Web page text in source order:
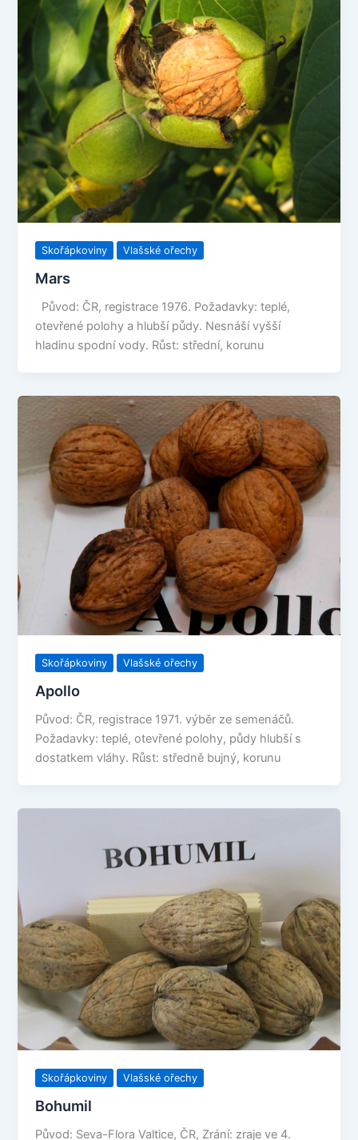
Skořápkoviny Vlašské ořechy
Mars
Původ: ČR, registrace 1976. Požadavky: teplé,
otevřené polohy a hlubší půdy. Nesnáší vyšší
hladinu spodní vody. Růst: střední, korunu
Skořápkoviny Vlašské ořechy
Apollo
Původ: ČR, registrace 1971. výběr ze semenáčů.
Požadavky: teplé, otevřené polohy, půdy hlubší s
dostatkem vláhy. Růst: středně bujný, korunu
Skořápkoviny Vlašské ořechy
Bohumil
Původ: Seva-Flora Valtice, ČR, Zrání: zraje ve 4.